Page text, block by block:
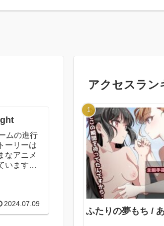
ムの進行
ーリーは
なアニメ
います。
2024.07.09
アクセスラン
ふたりの夢もち /